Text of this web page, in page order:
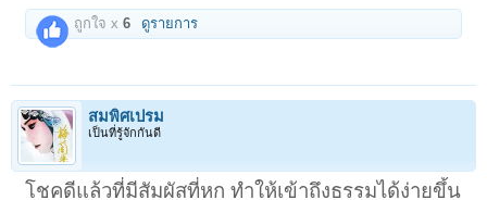
ถูกใจ x6 ดูรายการ
สมพิศเปรม
เป็นที่รู้จักกันดี
โชคดีแล้วที่มีสัมผัสที่หก ทำให้เข้าถึงธรรมได้ง่ายขึ้น